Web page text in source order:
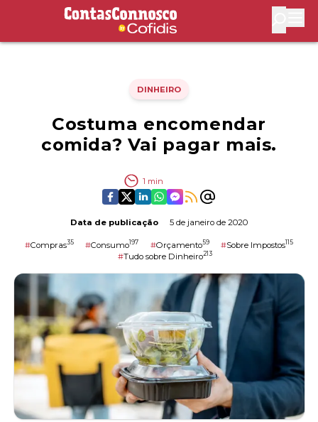
Contas Connosco by Cofidis
DINHEIRO
Costuma encomendar
comida? Vai pagar mais.
1 min
Data de publicação 5 de janeiro de 2020
#Compras35 #Consumo197 #Orçamento59 #Sobre Impostos115
#Tudo sobre Dinheiro213